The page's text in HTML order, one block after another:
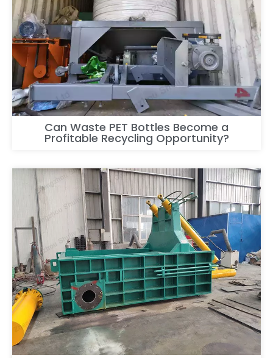
Can Waste PET Bottles Become a
Profitable Recycling Opportunity?